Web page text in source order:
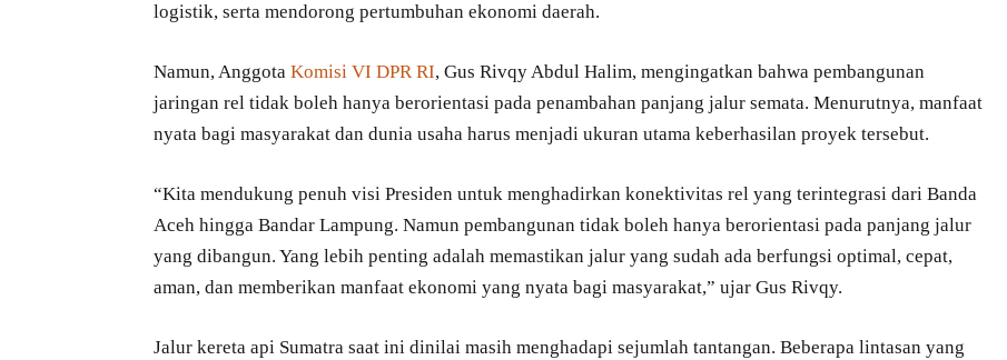
logistik, serta mendorong pertumbuhan ekonomi daerah.
Namun, Anggota Komisi VI DPR RI, Gus Rivqy Abdul Halim, mengingatkan bahwa pembangunan
jaringan rel tidak boleh hanya berorientasi pada penambahan panjang jalur semata. Menurutnya, manfaat
nyata bagi masyarakat dan dunia usaha harus menjadi ukuran utama keberhasilan proyek tersebut.
“Kita mendukung penuh visi Presiden untuk menghadirkan konektivitas rel yang terintegrasi dari Banda
Aceh hingga Bandar Lampung. Namun pembangunan tidak boleh hanya berorientasi pada panjang jalur
yang dibangun. Yang lebih penting adalah memastikan jalur yang sudah ada berfungsi optimal, cepat,
aman, dan memberikan manfaat ekonomi yang nyata bagi masyarakat,” ujar Gus Rivqy.
Jalur kereta api Sumatra saat ini dinilai masih menghadapi sejumlah tantangan. Beberapa lintasan yang